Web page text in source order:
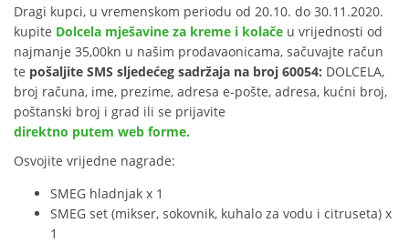
Dragi kupci, u vremenskom periodu od 20.10. do 30.11.2020.
kupite Dolcela mješavine za kreme i kolače u vrijednosti od
najmanje 35,00kn u našim prodavaonicama, sačuvajte račun
te pošaljite SMS sljedećeg sadržaja na broj 60054: DOLCELA,
broj računa, ime, prezime, adresa e-pošte, adresa, kućni broj,
poštanski broj i grad ili se prijavite
direktno putem web forme.
Osvojite vrijedne nagrade:
SMEG hladnjak x 1
SMEG set (mikser, sokovnik, kuhalo za vodu i citruseta) x
1